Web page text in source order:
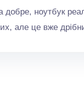
добре, ноутбук
але це вже